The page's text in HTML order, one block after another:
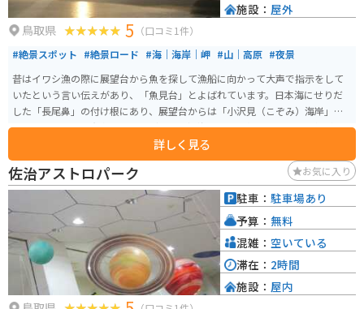
鳥取県 5 （口コミ1件）
#絶景スポット #絶景ロード #海｜海岸｜岬 #山｜高原 #夜景
昔はイワシ漁の際に展望台から魚を探して漁船に向かって大声で指示をして
いたという言い伝えがあり、「魚見台」とよばれています。日本海にせりだ
した「長尾鼻」の付け根にあり、展望台からは「小沢見（こぞみ）海岸」や
恋人の聖地として有名な「白兎（はくと）海岸」を一望できます。天気が良
い日には鳥取空港や鳥取砂丘、中国山地の山々も見ることができる絶景スポ
ット。 夕方には日本海に沈む夕陽が海面をオレンジ色に照らし、美しい景色
が広がります。夜には鳥取市街地の夜景や遠くに見えるイカ漁の漁火（いさ
りび）が美しく輝き、知る人ぞ知る穴場の夜景スポットとなっています。
詳しく見る
施設： 屋外
佐治アストロパーク お気に入り
駐車： 駐車場あり
予算： 無料
混雑： 空いている
滞在： 2時間
施設： 屋内